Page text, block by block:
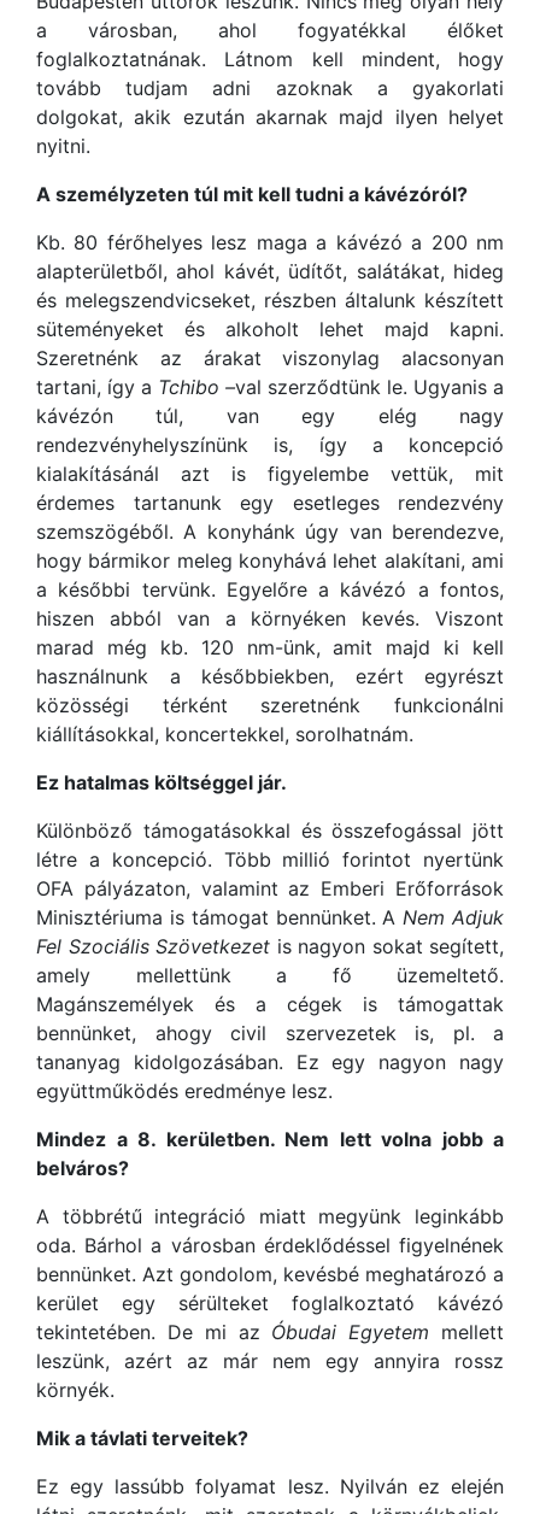
a városban, ahol fogyatékkal élőket
foglalkoztatnának. Látnom kell mindent, hogy
tovább tudjam adni azoknak a gyakorlati
dolgokat, akik ezután akarnak majd ilyen helyet
nyitni.
A személyzeten túl mit kell tudni a kávézóról?
Kb. 80 férőhelyes lesz maga a kávézó a 200 nm
alapterületből, ahol kávét, üdítőt, salátákat, hideg
és melegszendvicseket, részben általunk készített
süteményeket és alkoholt lehet majd kapni.
Szeretnénk az árakat viszonylag alacsonyan
tartani, így a Tchibo –val szerződtünk le. Ugyanis a
kávézón túl, van egy elég nagy
rendezvényhelyszínünk is, így a koncepció
kialakításánál azt is figyelembe vettük, mit
érdemes tartanunk egy esetleges rendezvény
szemszögéből. A konyhánk úgy van berendezve,
hogy bármikor meleg konyhává lehet alakítani, ami
a későbbi tervünk. Egyelőre a kávézó a fontos,
hiszen abból van a környéken kevés. Viszont
marad még kb. 120 nm-ünk, amit majd ki kell
használnunk a későbbiekben, ezért egyrészt
közösségi térként szeretnénk funkcionálni
kiállításokkal, koncertekkel, sorolhatnám.
Ez hatalmas költséggel jár.
Különböző támogatásokkal és összefogással jött
létre a koncepció. Több millió forintot nyertünk
OFA pályázaton, valamint az Emberi Erőforrások
Minisztériuma is támogat bennünket. ANem Adjuk
Fel Szociális Szövetkezet is nagyon sokat segített,
amely mellettünk a fő üzemeltető.
Magánszemélyek és a cégek is támogattak
bennünket, ahogy civil szervezetek is, pl. a
tananyag kidolgozásában. Ez egy nagyon nagy
együttműködés eredménye lesz.
Mindez a 8. kerületben. Nem lett volna jobb a
belváros?
A többrétű integráció miatt megyünk leginkább
oda. Bárhol a városban érdeklődéssel figyelnének
bennünket. Azt gondolom, kevésbé meghatározó a
kerület egy sérülteket foglalkoztató kávézó
tekintetében. De mi az Óbudai Egyetem mellett
leszünk, azért az már nem egy annyira rossz
környék.
Mik a távlati terveitek?
Ez egy lassúbb folyamat lesz. Nyilván ez elején